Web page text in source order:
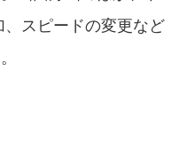
、スピードの変更など